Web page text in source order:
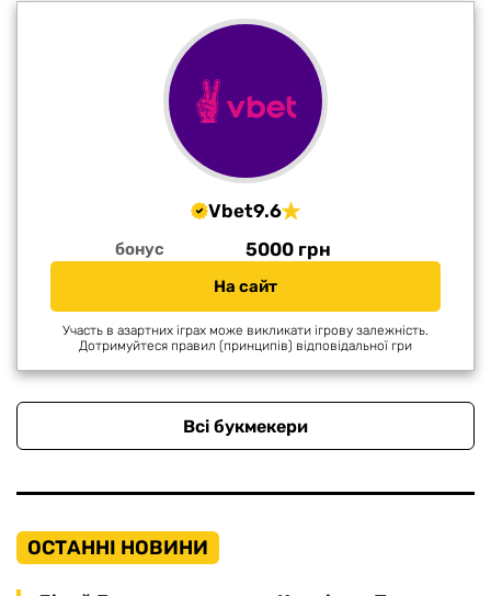
Vbet9.6
бонус 5000 грн
На сайт
Участь в азартних іграх може викликати ігрову залежність.
Дотримуйтеся правил (принципів) відповідальної гри
Всі букмекери
ОСТАННІ НОВИНИ